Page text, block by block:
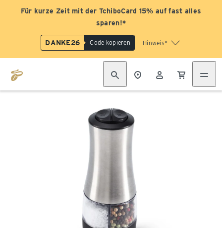
Für kurze Zeit mit der TchiboCard 15% auf fast alles
sparen!*
DANKE26 Code kopieren Hinweis*